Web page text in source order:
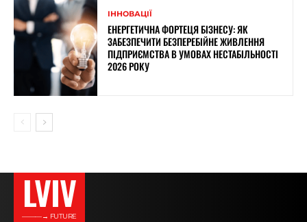
ІННОВАЦІЇ
ЕНЕРГЕТИЧНА ФОРТЕЦЯ БІЗНЕСУ: ЯК
ЗАБЕЗПЕЧИТИ БЕЗПЕРЕБІЙНЕ ЖИВЛЕННЯ
ПІДПРИЄМСТВА В УМОВАХ НЕСТАБІЛЬНОСТІ
2026 РОКУ
LVIV
———→ FUTURE